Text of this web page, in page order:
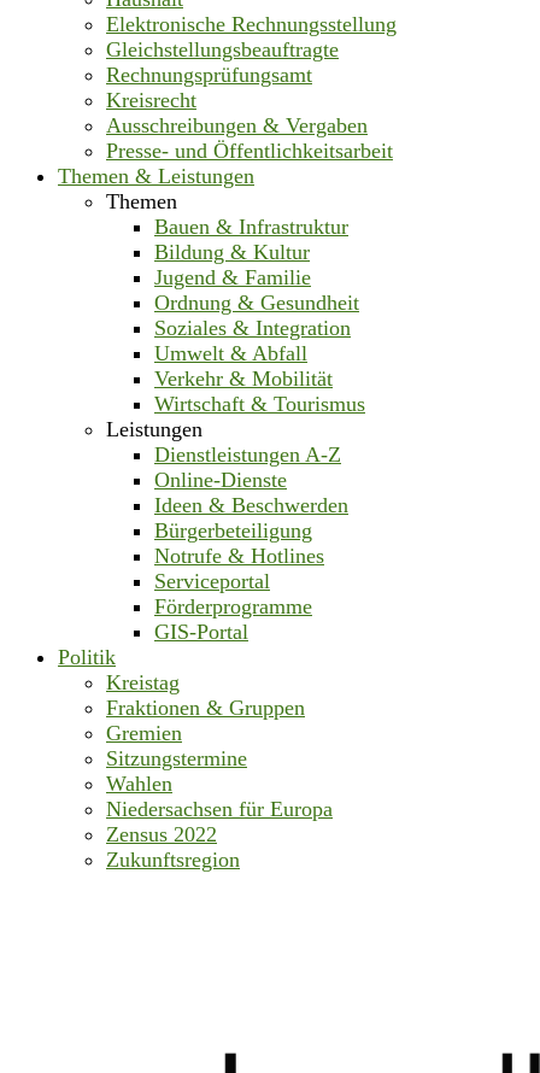
Elektronische Rechnungsstellung
Gleichstellungsbeauftragte
Rechnungsprüfungsamt
Kreisrecht
Ausschreibungen & Vergaben
Presse- und Öffentlichkeitsarbeit
Themen & Leistungen
Themen
Bauen & Infrastruktur
Bildung & Kultur
Jugend & Familie
Ordnung & Gesundheit
Soziales & Integration
Umwelt & Abfall
Verkehr & Mobilität
Wirtschaft & Tourismus
Leistungen
Dienstleistungen A-Z
Online-Dienste
Ideen & Beschwerden
Bürgerbeteiligung
Notrufe & Hotlines
Serviceportal
Förderprogramme
GIS-Portal
Politik
Kreistag
Fraktionen & Gruppen
Gremien
Sitzungstermine
Wahlen
Niedersachsen für Europa
Zensus 2022
Zukunftsregion